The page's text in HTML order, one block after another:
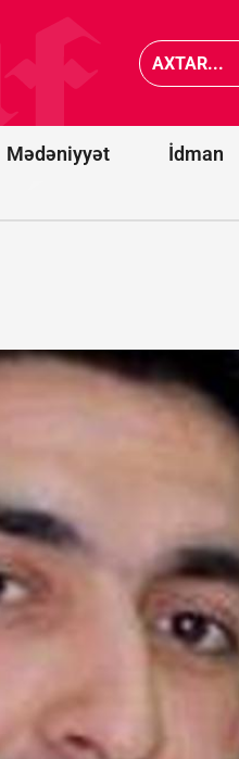
Mədəniyyət İdman
nin Yəmənə
aviazərbələri
nəticəsində
yüzlərlə dinc
olub